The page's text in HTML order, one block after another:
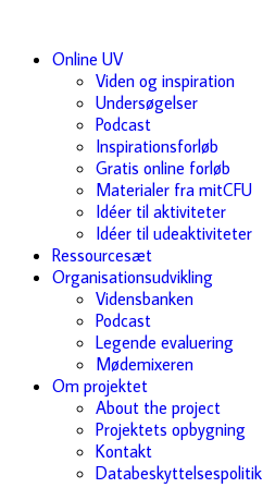
Online UV
Viden og inspiration
Undersøgelser
Podcast
Inspirationsforløb
Gratis online forløb
Materialer fra mitCFU
Idéer til aktiviteter
Idéer til udeaktiviteter
Ressourcesæt
Organisationsudvikling
Vidensbanken
Podcast
Legende evaluering
Mødemixeren
Om projektet
About the project
Projektets opbygning
Kontakt
Databeskyttelsespolitik